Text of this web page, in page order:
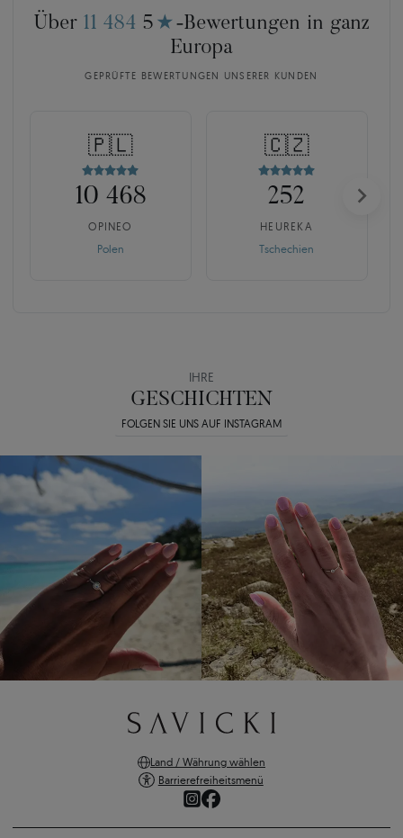
Über 11 484 5 ★ -Bewertungen in ganz
Europa
GEPRÜFTE BEWERTUNGEN UNSERER KUNDEN
🇵🇱
10 468
OPINEO
Polen
🇨🇿
252
HEUREKA
Tschechien
IHRE
GESCHICHTEN
FOLGEN SIE UNS AUF INSTAGRAM
Land / Währung wählen
Barrierefreiheitsmenü